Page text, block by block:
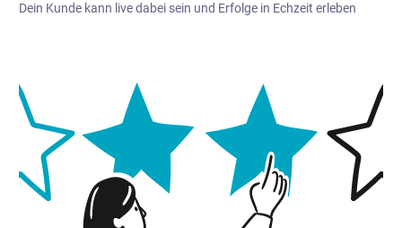
Dein Kunde kann live dabei sein und Erfolge in Echzeit erleben